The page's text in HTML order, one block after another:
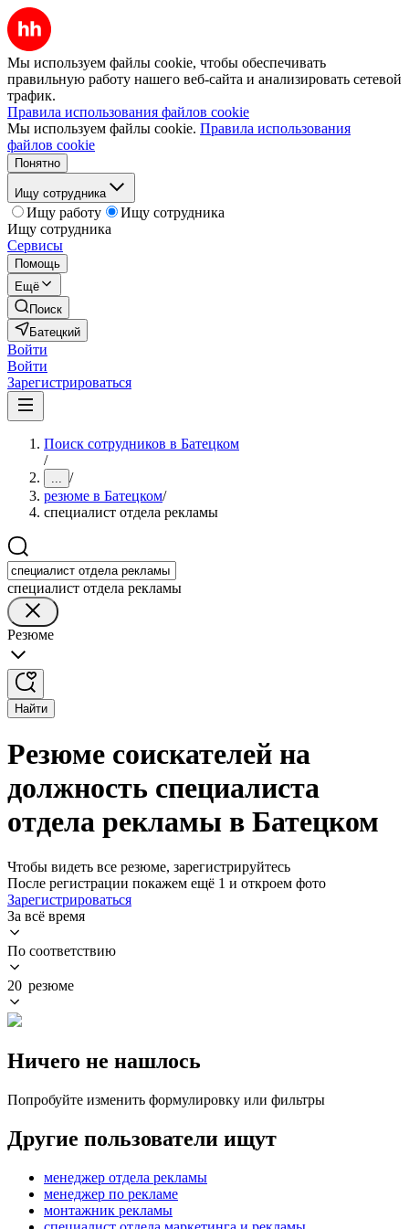
Мы используем файлы cookie, чтобы обеспечивать
правильную работу нашего веб-сайта и анализировать сетевой
трафик.
Правила использования файлов cookie
Мы используем файлы cookie. Правила использования
файлов cookie
Понятно
Ищу сотрудника
Ищу работу
Ищу сотрудника
Ищу сотрудника
Сервисы
Помощь
Ещё
Поиск
Батецкий
Войти
Войти
Зарегистрироваться
Поиск сотрудников в Батецком
/
... /
резюме в Батецком/
специалист отдела рекламы
специалист отдела рекламы
Резюме
Найти
Резюме соискателей на
должность специалиста
отдела рекламы в Батецком
Чтобы видеть все резюме, зарегистрируйтесь
После регистрации покажем ещё 1 и откроем фото
Зарегистрироваться
За всё время
По соответствию
20 резюме
Ничего не нашлось
Попробуйте изменить формулировку или фильтры
Другие пользователи ищут
менеджер отдела рекламы
менеджер по рекламе
монтажник рекламы